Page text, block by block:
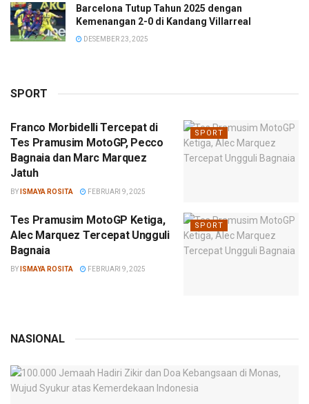
Barcelona Tutup Tahun 2025 dengan
Kemenangan 2-0 di Kandang Villarreal
DESEMBER 23, 2025
SPORT
SPORT
Franco Morbidelli Tercepat di
Tes Pramusim MotoGP, Pecco
Bagnaia dan Marc Marquez
Jatuh
BY ISMAYA ROSITA FEBRUARI 9, 2025
SPORT
Tes Pramusim MotoGP Ketiga,
Alec Marquez Tercepat Ungguli
Bagnaia
BY ISMAYA ROSITA FEBRUARI 9, 2025
NASIONAL